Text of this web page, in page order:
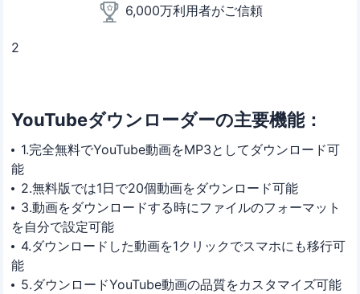
6,000万利用者がご信頼
2
YouTubeダウンローダーの主要機能：
1.完全無料でYouTube動画をMP3としてダウンロード可
能
2.無料版では1日で20個動画をダウンロード可能
3.動画をダウンロードする時にファイルのフォーマット
を自分で設定可能
4.ダウンロードした動画を1クリックでスマホにも移行可
能
5.ダウンロードYouTube動画の品質をカスタマイズ可能